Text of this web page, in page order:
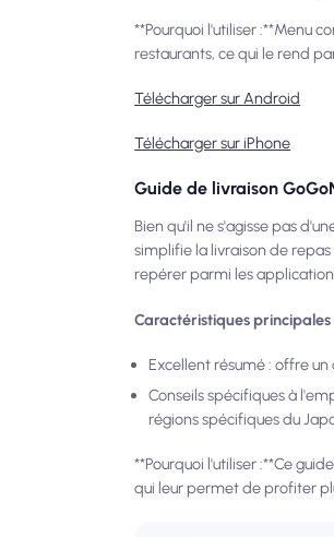
**Pourquoi l'utiliser :**Menu
restaurants, ce qui le rend
Télécharger sur Android
Télécharger sur iPhone
Guide de livraison
Bien qu'il ne s'agisse pas
simplifie la livraison de repas
repérer parmi les
Caractéristiques principales
Excellent résumé : offre
Conseils spécifiques à
régions spécifiques du
**Pourquoi l'utiliser :**Ce
qui leur permet de profiter